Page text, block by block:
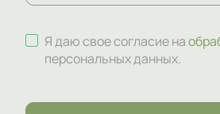
Я даю свое согласие на
персональных данных.